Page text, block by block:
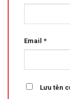
Email *
Lưu tên